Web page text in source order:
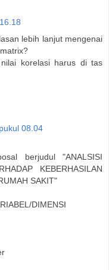
lebih lanjut mengenai
korelasi harus di tas
08.04
berjudul "ANALSISI
KEBERHASILAN
SAKIT"
DIMENSI